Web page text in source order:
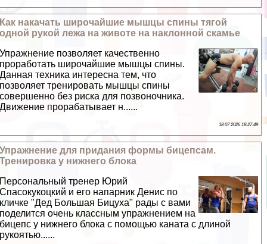
Как накачать широчайшие мышцы спины тягой
одной рукой лежа на животе на наклонной скамье
Упражнение позволяет качественно
проработать широчайшие мышцы спины.
Данная техника интересна тем, что
позволяет тренировать мышцы спины
совершенно без риска для позвоночника.
Движение проpaбатывает н......
18 07 2026 18:27:49
Упражнение для придания формы бицепсам.
Тренировка у нижнего блока
Персональный тренер Юрий
Спасокукоцкий и его напарник Денис по
кличке "Дед Большая Бицуха" рады с вами
поделится очень классным упражнением на
бицепс у нижнего блока с помощью каната с длиной
рукоятью......